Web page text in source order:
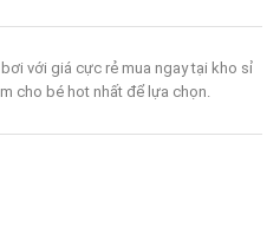
với giá cực rẻ mua ngay tại kho sỉ
cho bé hot nhất để lựa chọn.